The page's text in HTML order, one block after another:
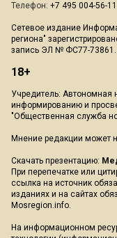
Телефон: +7 495 004-56-11
Сетевое издание
региона"
запись ЭЛ № ФС77-73861.
18+
Учредитель: Автономная
информированию и
"Общественная служба
Мнение редакции может
Скачать презентацию:
При перепечатке или
ссылка на источник
изданиях и на сайтах
Mosregion.info.
На информационном